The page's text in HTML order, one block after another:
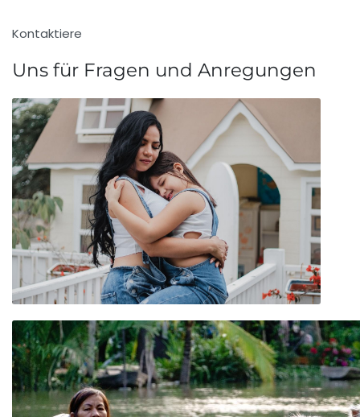
Kontaktiere
Uns für Fragen und Anregungen